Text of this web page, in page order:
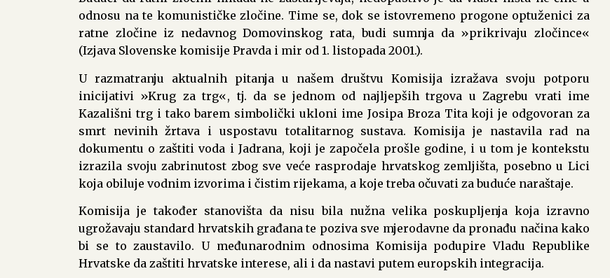
odnosu na te komunističke zločine. Time se, dok se istovremeno progone optuženici za
ratne zločine iz nedavnog Domovinskog rata, budi sumnja da »prikrivaju zločince«
(Izjava Slovenske komisije Pravda i mir od 1. listopada 2001.).
U razmatranju aktualnih pitanja u našem društvu Komisija izražava svoju potporu
inicijativi »Krug za trg«, tj. da se jednom od najljepših trgova u Zagrebu vrati ime
Kazališni trg i tako barem simbolički ukloni ime Josipa Broza Tita koji je odgovoran za
smrt nevinih žrtava i uspostavu totalitarnog sustava. Komisija je nastavila rad na
dokumentu o zaštiti voda i Jadrana, koji je započela prošle godine, i u tom je kontekstu
izrazila svoju zabrinutost zbog sve veće rasprodaje hrvatskog zemljišta, posebno u Lici
koja obiluje vodnim izvorima i čistim rijekama, a koje treba očuvati za buduće naraštaje.
Komisija je također stanovišta da nisu bila nužna velika poskupljenja koja izravno
ugrožavaju standard hrvatskih građana te poziva sve mjerodavne da pronađu načina kako
bi se to zaustavilo. U međunarodnim odnosima Komisija podupire Vladu Republike
Hrvatske da zaštiti hrvatske interese, ali i da nastavi putem europskih integracija.